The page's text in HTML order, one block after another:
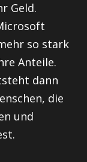
Geld.
so stark
Anteile.
dann
die
und